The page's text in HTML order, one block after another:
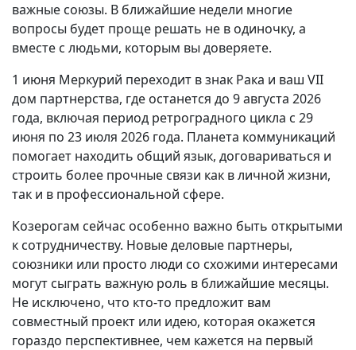
важные союзы. В ближайшие недели многие
вопросы будет проще решать не в одиночку, а
вместе с людьми, которым вы доверяете.
1 июня Меркурий переходит в знак Рака и ваш VII
дом партнерства, где останется до 9 августа 2026
года, включая период ретроградного цикла с 29
июня по 23 июля 2026 года. Планета коммуникаций
помогает находить общий язык, договариваться и
строить более прочные связи как в личной жизни,
так и в профессиональной сфере.
Козерогам сейчас особенно важно быть открытыми
к сотрудничеству. Новые деловые партнеры,
союзники или просто люди со схожими интересами
могут сыграть важную роль в ближайшие месяцы.
Не исключено, что кто-то предложит вам
совместный проект или идею, которая окажется
гораздо перспективнее, чем кажется на первый